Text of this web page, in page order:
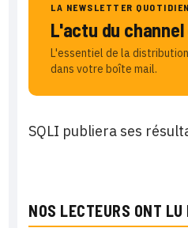
LA NEWSLETTER
L'actu du
L'essentiel de la
dans votre boîte mail.
SQLI publiera ses
NOS LECTEURS ONT LU